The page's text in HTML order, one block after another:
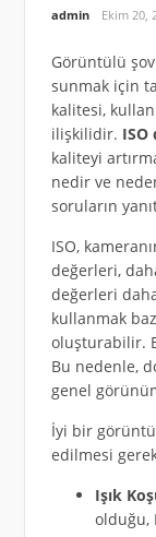
admin Ekim 20,
Görüntülü
sunmak için
kalitesi,
ilişkilidir. ISO
kaliteyi
nedir ve
soruların
ISO,
değerleri,
değerleri
kullanmak
oluşturabilir.
Bu nedenle,
genel
İyi bir
edilmesi
Işık
olduğu,